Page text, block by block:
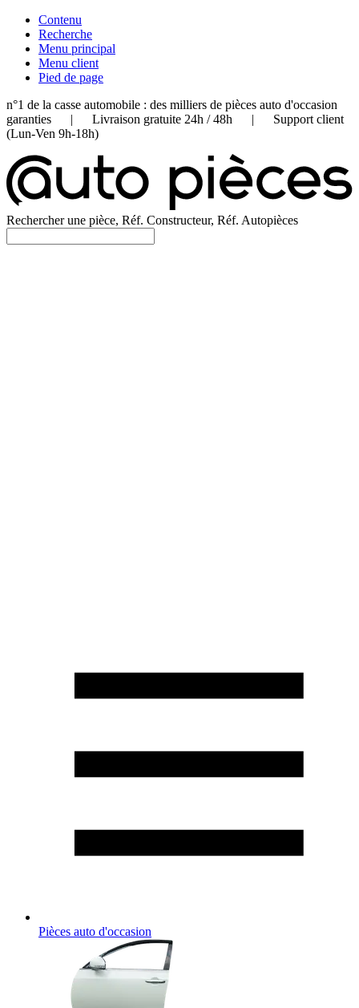
Contenu
Recherche
Menu principal
Menu client
Pied de page
n°1 de la casse automobile : des milliers de pièces auto d'occasion
garanties | Livraison gratuite 24h / 48h | Support client
(Lun-Ven 9h-18h)
Rechercher une pièce, Réf. Constructeur, Réf. Autopièces
Pièces auto d'occasion